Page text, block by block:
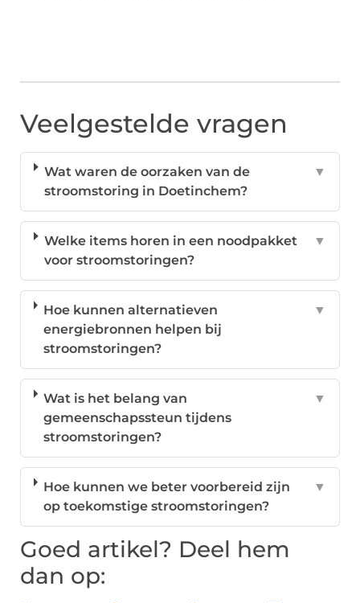
Veelgestelde vragen
Wat waren de oorzaken van de
stroomstoring in Doetinchem?
▼
Welke items horen in een noodpakket
voor stroomstoringen?
▼
Hoe kunnen alternatieven
energiebronnen helpen bij
stroomstoringen?
▼
Wat is het belang van
gemeenschapssteun tijdens
stroomstoringen?
▼
Hoe kunnen we beter voorbereid zijn
op toekomstige stroomstoringen?
▼
Goed artikel? Deel hem
dan op: